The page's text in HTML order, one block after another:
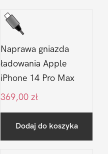
Naprawa gniazda
ładowania Apple
iPhone 14 Pro Max
369,00 zł
Dodaj do koszyka